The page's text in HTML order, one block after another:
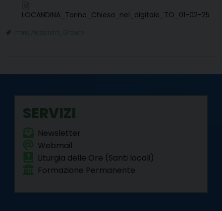
LOCANDINA_Torino_Chiesa_nel_digitale_TO_01-02-25
mons_Alessandro_Giraudo
SERVIZI
Newsletter
Webmail
Liturgia delle Ore (Santi locali)
Formazione Permanente